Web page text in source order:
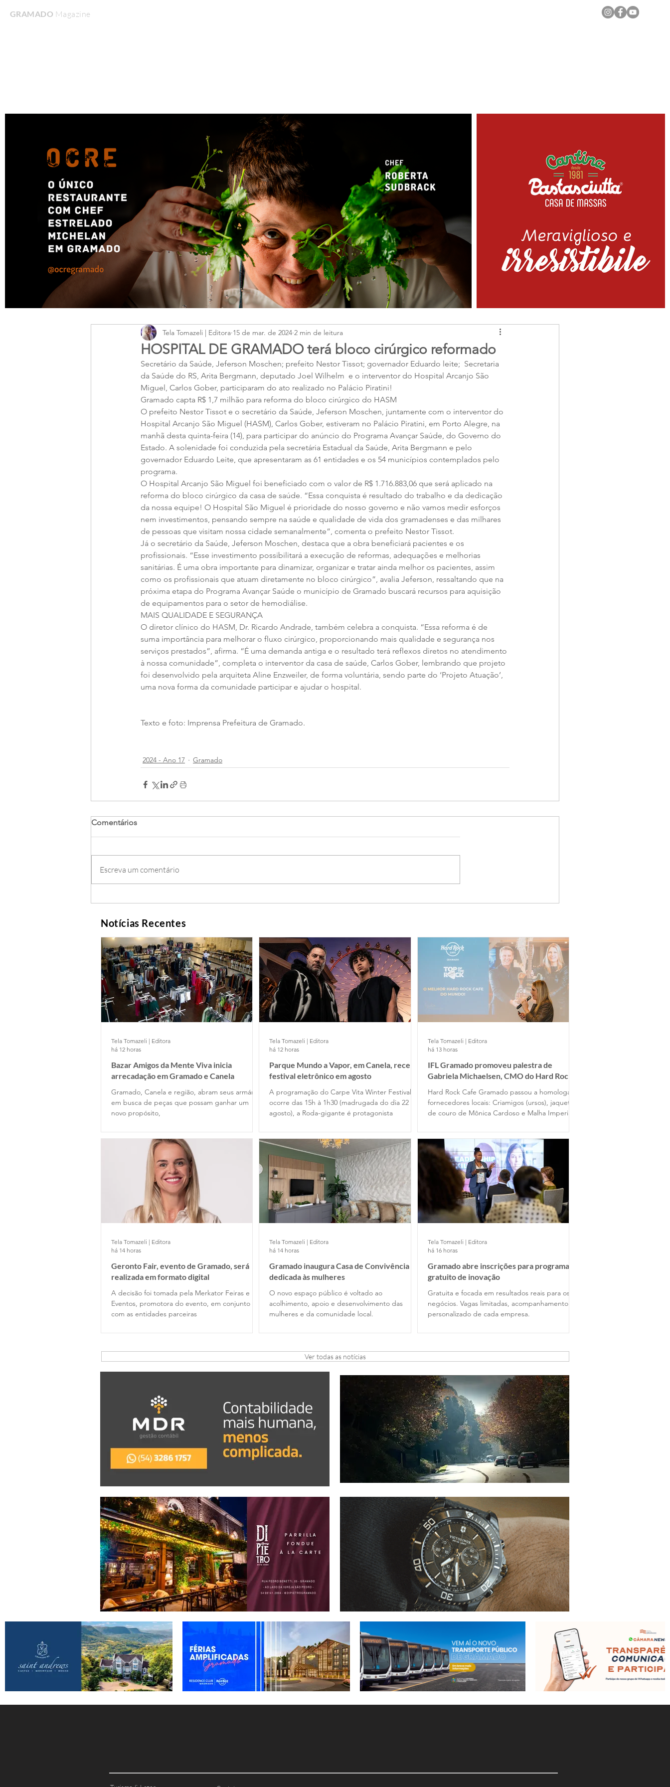
GRAMADO MagazineHome
HOSPITAL DE GRAMADO terá bloco cirúrgico reformado
Tela Tomazeli | Editora 15 de mar. de 2024 2 min de leitura
Secretário da Saúde, Jeferson Moschen; prefeito Nestor Tissot; governador Eduardo leite;  Secretaria
da Saúde do RS, Arita Bergmann, deputado Joel Wilhelm  e o interventor do Hospital Arcanjo São
Miguel, Carlos Gober, participaram do ato realizado no Palácio Piratini!
Gramado capta R$ 1,7 milhão para reforma do bloco cirúrgico do HASM
O prefeito Nestor Tissot e o secretário da Saúde, Jeferson Moschen, juntamente com o interventor do
Hospital Arcanjo São Miguel (HASM), Carlos Gober, estiveram no Palácio Piratini, em Porto Alegre, na
manhã desta quinta-feira (14), para participar do anúncio do Programa Avançar Saúde, do Governo do
Estado. A solenidade foi conduzida pela secretária Estadual da Saúde, Arita Bergmann e pelo
governador Eduardo Leite, que apresentaram as 61 entidades e os 54 municípios contemplados pelo
programa.
O Hospital Arcanjo São Miguel foi beneficiado com o valor de R$ 1.716.883,06 que será aplicado na
reforma do bloco cirúrgico da casa de saúde. “Essa conquista é resultado do trabalho e da dedicação
da nossa equipe! O Hospital São Miguel é prioridade do nosso governo e não vamos medir esforços
nem investimentos, pensando sempre na saúde e qualidade de vida dos gramadenses e das milhares
de pessoas que visitam nossa cidade semanalmente”, comenta o prefeito Nestor Tissot.
Já o secretário da Saúde, Jeferson Moschen, destaca que a obra beneficiará pacientes e os
profissionais. “Esse investimento possibilitará a execução de reformas, adequações e melhorias
sanitárias. É uma obra importante para dinamizar, organizar e tratar ainda melhor os pacientes, assim
como os profissionais que atuam diretamente no bloco cirúrgico”, avalia Jeferson, ressaltando que na
próxima etapa do Programa Avançar Saúde o município de Gramado buscará recursos para aquisição
de equipamentos para o setor de hemodiálise.
MAIS QUALIDADE E SEGURANÇA
O diretor clínico do HASM, Dr. Ricardo Andrade, também celebra a conquista. “Essa reforma é de
suma importância para melhorar o fluxo cirúrgico, proporcionando mais qualidade e segurança nos
serviços prestados”, afirma. “É uma demanda antiga e o resultado terá reflexos diretos no atendimento
à nossa comunidade”, completa o interventor da casa de saúde, Carlos Gober, lembrando que projeto
foi desenvolvido pela arquiteta Aline Enzweiler, de forma voluntária, sendo parte do ‘Projeto Atuação’,
uma nova forma da comunidade participar e ajudar o hospital.
Texto e foto: Imprensa Prefeitura de Gramado.
2024 - Ano 17 Gramado
Comentários
Escreva um comentário
Notícias Recentes
Bazar Amigos da Mente Viva inicia
arrecadação em Gramado e Canela
Gramado, Canela e região, abram seus armários
em busca de peças que possam ganhar um
novo propósito,
Tela Tomazeli | Editora
há 12 horas
Parque Mundo a Vapor, em Canela, recebe
festival eletrônico em agosto
A programação do Carpe Vita Winter Festival
ocorre das 15h à 1h30 (madrugada do dia 22 de
agosto), a Roda-gigante é protagonista
Tela Tomazeli | Editora
há 12 horas
IFL Gramado promoveu palestra de
Gabriela Michaelsen, CMO do Hard Rock
Hard Rock Cafe Gramado passou a homologar
fornecedores locais: Criamigos (ursos), jaquetas
de couro de Mônica Cardoso e Malha Imperial
Tela Tomazeli | Editora
há 13 horas
Geronto Fair, evento de Gramado, será
realizada em formato digital
A decisão foi tomada pela Merkator Feiras e
Eventos, promotora do evento, em conjunto
com as entidades parceiras
Tela Tomazeli | Editora
há 14 horas
Gramado inaugura Casa de Convivência
dedicada às mulheres
O novo espaço público é voltado ao
acolhimento, apoio e desenvolvimento das
mulheres e da comunidade local.
Tela Tomazeli | Editora
há 14 horas
Gramado abre inscrições para programa
gratuito de inovação
Gratuita e focada em resultados reais para os
negócios. Vagas limitadas, acompanhamento
personalizado de cada empresa.
Tela Tomazeli | Editora
há 16 horas
Ver todas as notícias